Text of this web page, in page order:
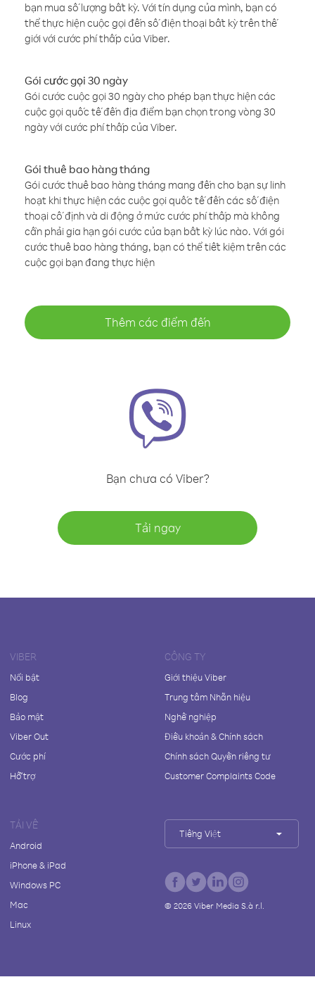
bạn mua số lượng bất kỳ. Với tín dụng của mình, bạn có
thể thực hiện cuộc gọi đến số điện thoại bất kỳ trên thế
giới với cước phí thấp của Viber.
Gói cước gọi 30 ngày
Gói cước cuộc gọi 30 ngày cho phép bạn thực hiện các
cuộc gọi quốc tế đến địa điểm bạn chọn trong vòng 30
ngày với cước phí thấp của Viber.
Gói thuê bao hàng tháng
Gói cước thuê bao hàng tháng mang đến cho bạn sự linh
hoạt khi thực hiện các cuộc gọi quốc tế đến các số điện
thoại cố định và di động ở mức cước phí thấp mà không
cần phải gia hạn gói cước của bạn bất kỳ lúc nào. Với gói
cước thuê bao hàng tháng, bạn có thể tiết kiệm trên các
cuộc gọi bạn đang thực hiện
Thêm các điểm đến
Bạn chưa có Viber?
Tải ngay
VIBER
Nổi bật
Blog
Bảo mật
Viber Out
Cước phí
Hỗ trợ
CÔNG TY
Giới thiệu Viber
Trung tâm Nhãn hiệu
Nghề nghiệp
Điều khoản & Chính sách
Chính sách Quyền riêng tư
Customer Complaints Code
TẢI VỀ
Android
iPhone & iPad
Windows PC
Mac
Linux
Tiếng Việt
© 2026Viber Media S.à r.l.